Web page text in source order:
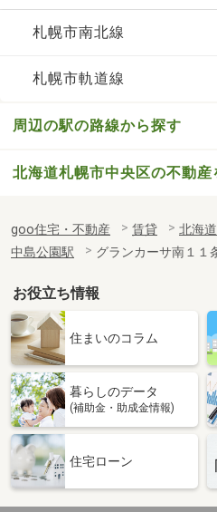
札幌市南北線
札幌市軌道線
周辺の駅の路線から探す
北海道札幌市中央区の不動産
goo住宅・不動産 賃貸 北海道
中島公園駅
グランカーサ南１１
お役立ち情報
住まいのコラム
暮らしのデータ
(補助金・助成金情報)
住宅ローン